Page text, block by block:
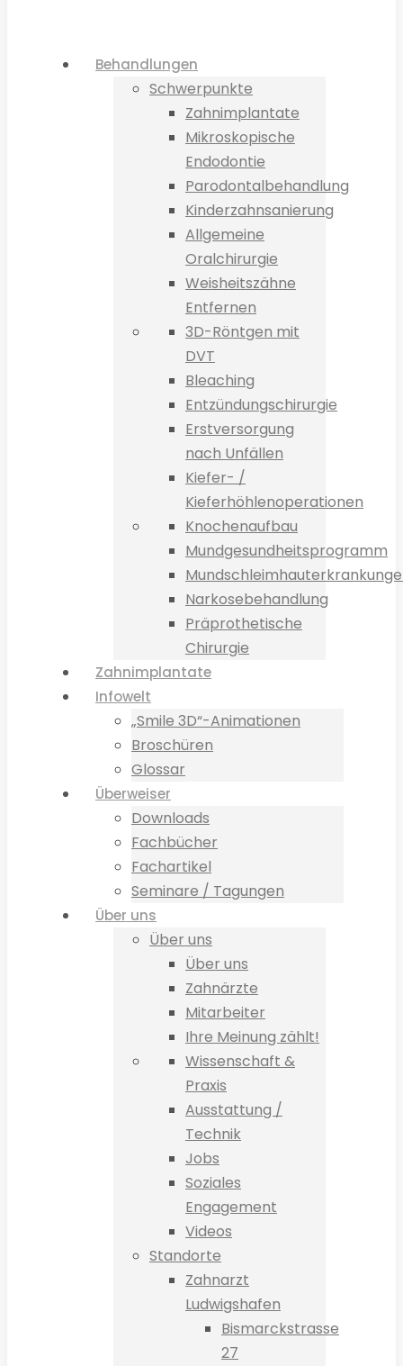
Behandlungen
Schwerpunkte
Zahnimplantate
Mikroskopische
Endodontie
Parodontalbehandlung
Kinderzahnsanierung
Allgemeine
Oralchirurgie
Weisheitszähne
Entfernen
3D-Röntgen mit
DVT
Bleaching
Entzündungschirurgie
Erstversorgung
nach Unfällen
Kiefer- /
Kieferhöhlenoperationen
Knochenaufbau
Mundgesundheitsprogramm
Narkosebehandlung
Präprothetische
Chirurgie
Zahnimplantate
Infowelt
„Smile 3D“-Animationen
Broschüren
Glossar
Überweiser
Downloads
Fachbücher
Fachartikel
Seminare / Tagungen
Über uns
Über uns
Über uns
Zahnärzte
Mitarbeiter
Ihre Meinung zählt!
Wissenschaft &
Praxis
Ausstattung /
Technik
Jobs
Soziales
Engagement
Videos
Standorte
Zahnarzt
Ludwigshafen
Bismarckstrasse
27